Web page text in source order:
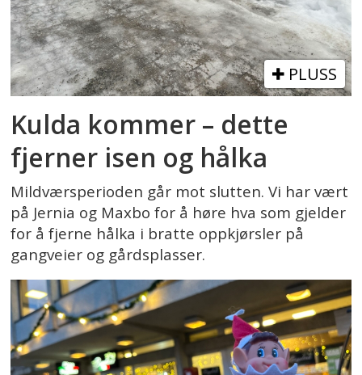
PLUSS
Kulda kommer – dette
fjerner isen og hålka
Mildværsperioden går mot slutten. Vi har vært
på Jernia og Maxbo for å høre hva som gjelder
for å fjerne hålka i bratte oppkjørsler på
gangveier og gårdsplasser.